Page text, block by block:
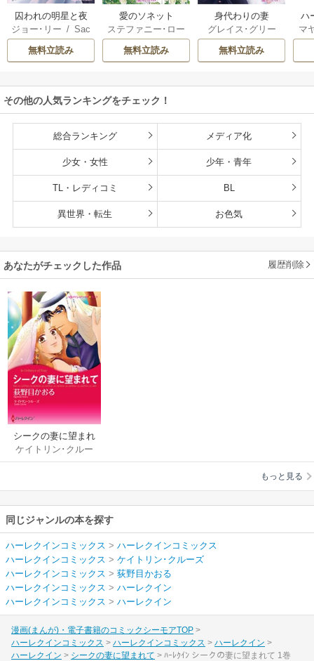
囚われの明星と夜
明けのシュヴァリ
エ
ジョー･リー /Sac
hiyo
無料立読み
愛のソネット
ステファニー･ロー
レンス / わたぬき
めん
無料立読み
身代わりの妻
グレイス･グリー
桜井りょう
無料立読み
ハ
ッ
マ
ッ
その他の人気ランキングをチェック！
総合ランキング メディア化
少女・女性 少年・青年
TL・レディコミ BL
異世界・転生 お色気
あなたがチェックした作品 履歴削除
シークの妻に望まれ
て
ケイトリン･クルー
ズ/荻野目かおる
もっと見る
同じジャンルの本を探す
ハーレクインコミックス > ハーレクインコミックス
ハーレクインコミックス > ケイトリン･クルーズ
ハーレクインコミックス > 荻野目かおる
ハーレクインコミックス > ハーレクイン
ハーレクインコミックス > ハーレクイン
漫画(まんが)・電子書籍のコミックシーモアTOP
ハーレクインコミックス
ハーレクインコミックス
ハーレクイン
ハーレクイン
シークの妻に望まれて ﾊｰﾚｸｲﾝ シークの妻に望まれて 1巻